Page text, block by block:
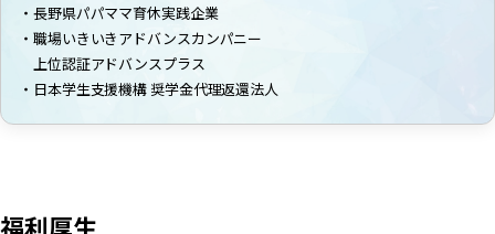
・長野県パパママ育休実践企業
・職場いきいきアドバンスカンパニー
上位認証アドバンスプラス
・日本学生支援機構 奨学金代理返還法人
福利厚生